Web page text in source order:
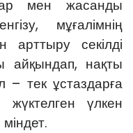
мен жасанды
мұғалімнің
арттыру секілді
айқындап, нақты
– тек ұстаздарға
жүктелген үлкен